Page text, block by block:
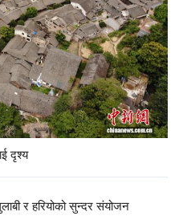
दृश्य
र हरियोको सुन्दर संयोजन